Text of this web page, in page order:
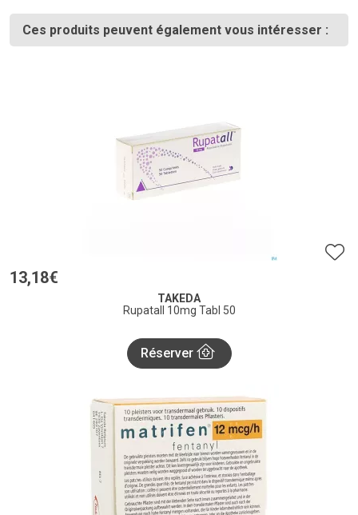
Ces produits peuvent également vous intéresser :
13,18€
TAKEDA
Rupatall 10mg Tabl 50
Réserver